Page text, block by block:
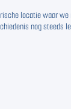
locatie waar
nog steeds